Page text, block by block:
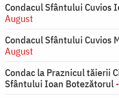
Condacul Sfântului Cuvios
August
Condacul Sfântului Cuvios
August
Condac la Praznicul tăierii
Sfântului Ioan Botezătorul